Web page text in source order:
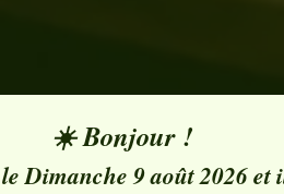
☀️ Bonjour !
Dimanche 9 août 2026 et